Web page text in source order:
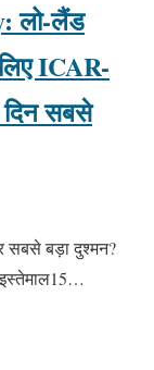
लो-लैंड
ICAR-
सबसे
सबसे बड़ा दुश्मन?